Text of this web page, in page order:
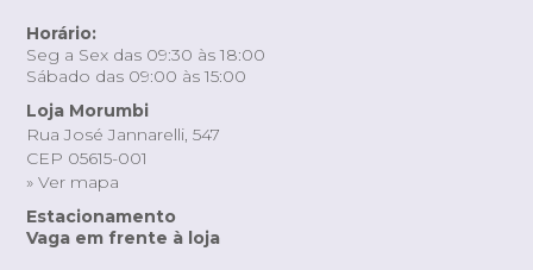
Horário:
Seg a Sex das 09:30 às 18:00
Sábado das 09:00 às 15:00
Loja Morumbi
Rua José Jannarelli, 547
CEP 05615-001
» Ver mapa
Estacionamento
Vaga em frente à loja